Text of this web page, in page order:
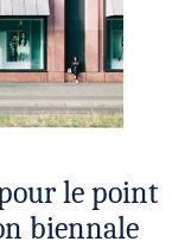
le point
biennale